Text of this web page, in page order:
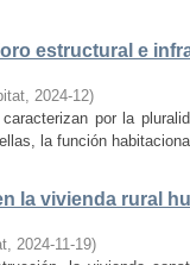
estructural e
, 2024-12)
por la
la función
la vivienda rural
, 2024-11-19)